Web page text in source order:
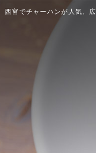
西宮でチャーハンが人気、